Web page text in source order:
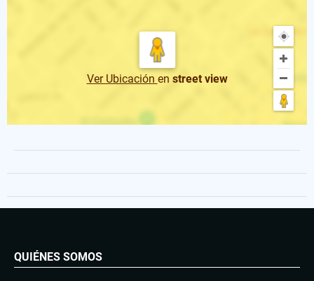
Ver Ubicación en street view
QUIÉNES SOMOS